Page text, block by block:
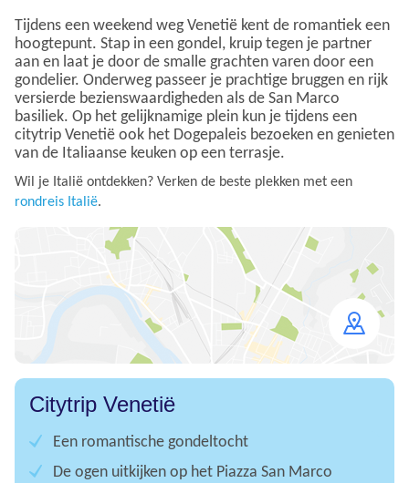
Tijdens een weekend weg Venetië kent de romantiek een
hoogtepunt. Stap in een gondel, kruip tegen je partner
aan en laat je door de smalle grachten varen door een
gondelier. Onderweg passeer je prachtige bruggen en rijk
versierde bezienswaardigheden als de San Marco
basiliek. Op het gelijknamige plein kun je tijdens een
citytrip Venetië ook het Dogepaleis bezoeken en genieten
van de Italiaanse keuken op een terrasje.
Wil je Italië ontdekken? Verken de beste plekken met een
rondreis Italië.
map
Citytrip Venetië
Een romantische gondeltocht
De ogen uitkijken op het Piazza San Marco